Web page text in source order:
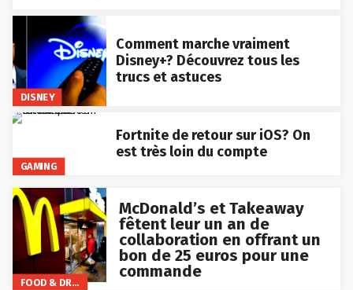
DISNEY
Comment marche vraiment
Disney+? Découvrez tous les
trucs et astuces
GAMING
Fortnite de retour sur iOS? On
est très loin du compte
FOOD & DRINKS
McDonald’s et Takeaway
fêtent leur un an de
collaboration en offrant un
bon de 25 euros pour une
commande